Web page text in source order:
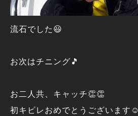
流石でした😃
お次はチニング🎵
お二人共、キャッチ👏👏
初キビレおめでとうございます☺️